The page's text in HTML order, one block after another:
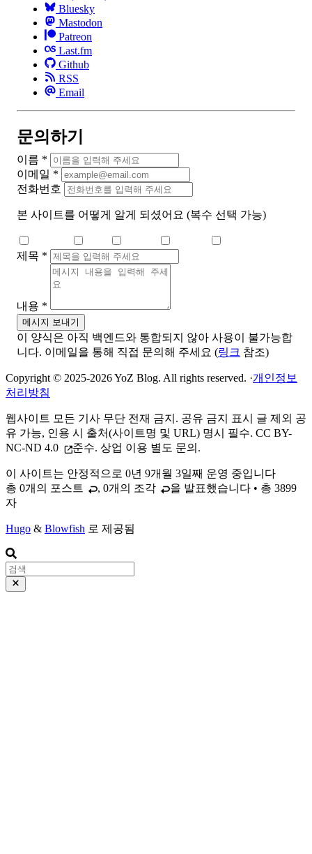
Bluesky
Mastodon
Patreon
Last.fm
Github
RSS
Email
문의하기
이름 *
이메일 *
전화번호
본 사이트를 어떻게 알게 되셨어요 (복수 선택 가능)
제목 *
내용 *
메시지 보내기
이 양식은 아직 백엔드와 통합되지 않아 사용이 불가능합
니다. 이메일을 통해 직접 문의해 주세요 (링크 참조)
Copyright © 2025-2026 YoZ Blog. All rights reserved. ·개인정보
처리방침
웹사이트 모든 기사 무단 전재 금지. 공유 금지 표시 글 제외 공
유 가능, 인용 시 출처(사이트명 및 URL) 명시 필수. CC BY-
NC-ND 4.0
준수. 상업 이용 별도 문의.
이 사이트는 안정적으로 0년 9개월 3일째 운영 중입니다
총 0개의 포스트 , 0개의 조각
을 발표했습니다 • 총 3899
자
Hugo & Blowfish 로 제공됨